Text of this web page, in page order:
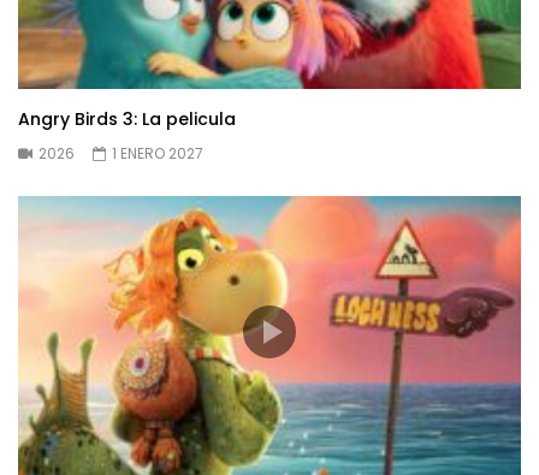
Angry Birds 3: La pelicula
2026 1 ENERO 2027